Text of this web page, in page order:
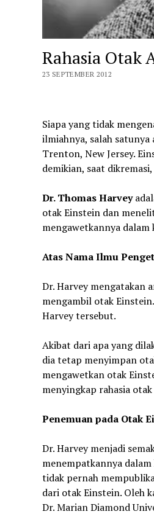
Rahasia Otak
23 SEPTEMBER 2012
Siapa yang tidak
ilmiahnya, salah
Trenton, New Jersey.
demikian, saat
Dr. Thomas Harvey
otak Einstein dan
mengawetkannya
Atas Nama Ilmu
Dr. Harvey mengatakan
mengambil otak
Harvey tersebut.
Akibat dari apa yang
dia tetap menyimpan
mengawetkan otak
menyingkap rahasia
Penemuan pada Otak
Dr. Harvey menjadi
menempatkannya
tidak pernah
dari otak Einstein. Oleh
Dr. Marian Diamond